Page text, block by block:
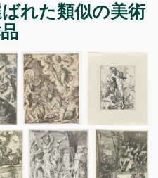
れた類似の美術